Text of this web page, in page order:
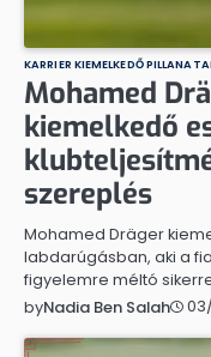
KARRIER KIEMELKEDŐ PILLANATAI
Mohamed
kiemelkedő
szereplés
Mohamed Dräger
labdarúgásban, aki a
figyelemre méltó
byNadia Ben Salah